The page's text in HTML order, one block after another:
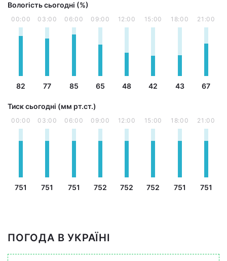
Вологість сьогодні (%)
00:00
82
03:00
77
06:00
85
09:00
65
12:00
48
15:00
42
18:00
43
21:00
67
Тиск сьогодні (мм рт.ст.)
00:00
751
03:00
751
06:00
751
09:00
752
12:00
752
15:00
752
18:00
751
21:00
751
ПОГОДА В УКРАЇНІ